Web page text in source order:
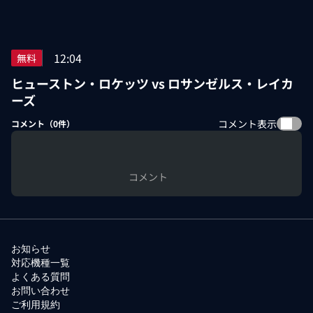
無料 12:04
ヒューストン・ロケッツ vs ロサンゼルス・レイカ
ーズ
コメント（0件） コメント表示
コメント
お知らせ
対応機種一覧
よくある質問
お問い合わせ
ご利用規約